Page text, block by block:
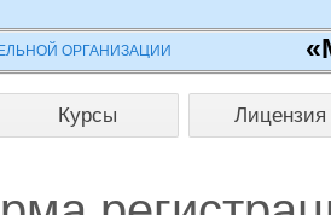
ОРГАНИЗАЦИИ
Курсы Лицензия